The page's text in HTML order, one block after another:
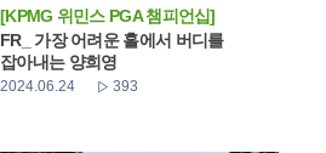
[KPMG 위민스 PGA 챔피언십]
FR_ 가장 어려운 홀에서 버디를
잡아내는 양희영
2024.06.24 393